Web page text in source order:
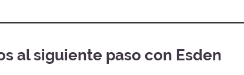
al siguiente paso con Esden